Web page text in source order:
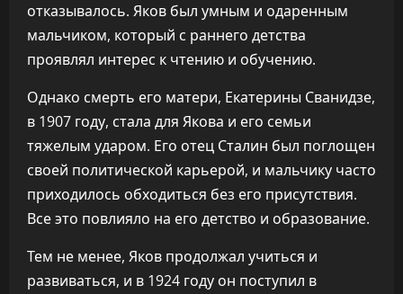
отказывалось. Яков был умным и одаренным
мальчиком, который с раннего детства
проявлял интерес к чтению и обучению.
Однако смерть его матери, Екатерины Сванидзе,
в 1907 году, стала для Якова и его семьи
тяжелым ударом. Его отец Сталин был поглощен
своей политической карьерой, и мальчику часто
приходилось обходиться без его присутствия.
Все это повлияло на его детство и образование.
Тем не менее, Яков продолжал учиться и
развиваться, и в 1924 году он поступил в